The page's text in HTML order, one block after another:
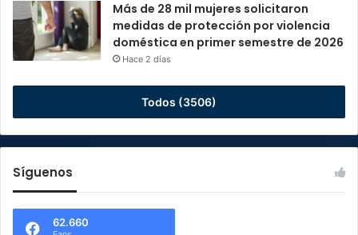
Más de 28 mil mujeres solicitaron
medidas de protección por violencia
doméstica en primer semestre de 2026
Hace 2 días
Todos (3506)
Síguenos
62.660